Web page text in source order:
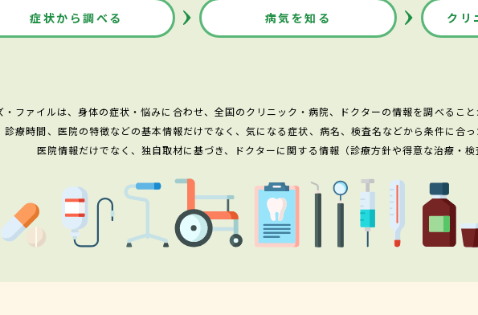
症状から調べる 病気を知る クリ
・ファイルは、身体の症状・悩みに合わせ、全国のクリニック・病院、ドクターの情報を調べるこ
療時間、医院の特徴などの基本情報だけでなく、気になる症状、病名、検査名などから条件に合
医院情報だけでなく、独自取材に基づき、ドクターに関する情報（診療方針や得意な治療・